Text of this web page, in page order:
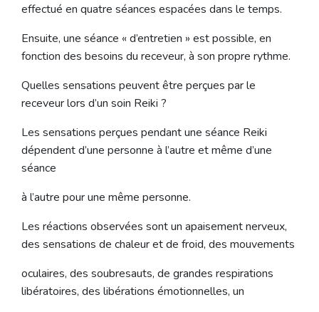
effectué en quatre séances espacées dans le temps.
Ensuite, une séance « d’entretien » est possible, en
fonction des besoins du receveur, à son propre rythme.
Quelles sensations peuvent être perçues par le
receveur lors d’un soin Reiki ?
Les sensations perçues pendant une séance Reiki
dépendent d’une personne à l’autre et même d’une
séance
à l’autre pour une même personne.
Les réactions observées sont un apaisement nerveux,
des sensations de chaleur et de froid, des mouvements
oculaires, des soubresauts, de grandes respirations
libératoires, des libérations émotionnelles, un